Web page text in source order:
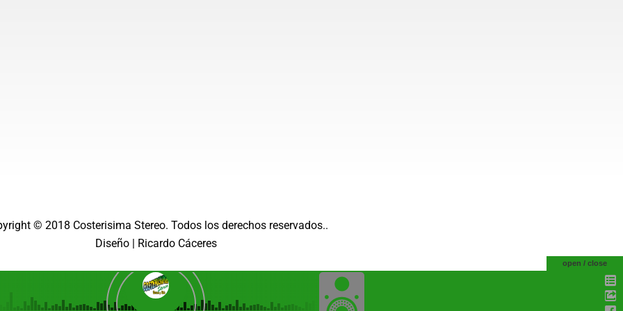
© 2018 Costerisima Stereo. Todos los derechos reservados..
Diseño |
Ricardo Cáceres
open / close